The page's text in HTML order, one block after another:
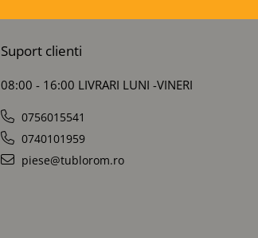
Suport clienti
08:00 - 16:00 LIVRARI LUNI -VINERI
0756015541
0740101959
piese@tublorom.ro